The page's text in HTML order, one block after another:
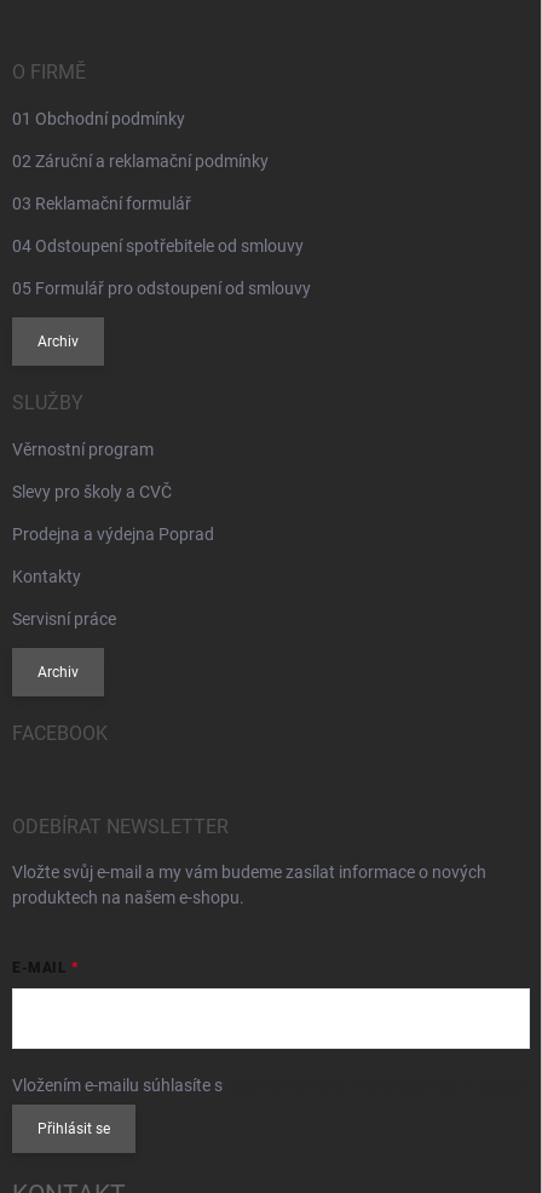
O FIRMĚ
01 Obchodní podmínky
02 Záruční a reklamační podmínky
03 Reklamační formulář
04 Odstoupení spotřebitele od smlouvy
05 Formulář pro odstoupení od smlouvy
Archiv
SLUŽBY
Věrnostní program
Slevy pro školy a CVČ
Prodejna a výdejna Poprad
Kontakty
Servisní práce
Archiv
FACEBOOK
ODEBÍRAT NEWSLETTER
Vložte svůj e-mail a my vám budeme zasílat informace o nových
produktech na našem e-shopu.
E-MAIL
Vložením e-mailu súhlasíte s
Přihlásit se